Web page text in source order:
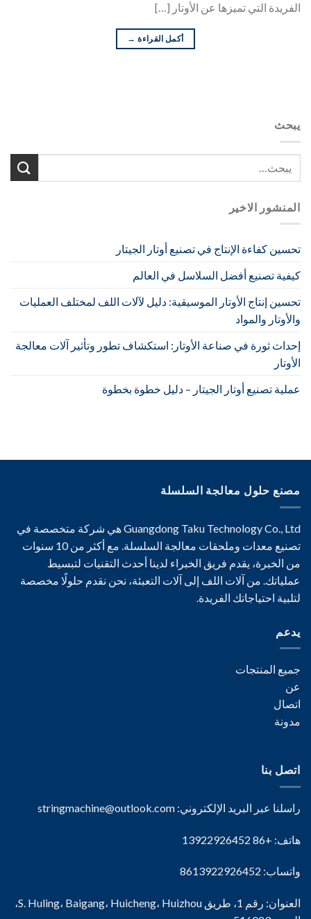
الفريدة التي تميزها عن الأوتار […]
أكمل القراءة →
يبحث
المنشور الاخير
تحسين كفاءة الإنتاج في تصنيع أوتار الجيتار
كيفية تصنيع أفضل السلاسل في العالم
تحسين إنتاج الأوتار الموسيقية: دليل لآلات اللف لمختلف العمليات
والأوتار والمواد
إحداث ثورة في صناعة الأوتار: استكشاف تطور وتأثير آلات معالجة
الأوتار
عملية تصنيع أوتار الجيتار – دليل خطوة بخطوة
مصنع حلول معالجة السلسلة
Guangdong Taku Technology Co., Ltd هي شركة متخصصة في
تصنيع معدات وملحقات معالجة السلسلة. مع أكثر من 10 سنوات
من الخبرة، يقدم فريق الخبراء لدينا أحدث التقنيات لتبسيط
عملياتك. من آلات اللف إلى آلات التعبئة، نحن نقدم حلولًا مخصصة
لتلبية احتياجاتك الفريدة.
يدعم
جميع المنتجات
عن
اتصال
مدونة
اتصل بنا
راسلنا عبر البريد الإلكتروني: stringmachine@outlook.com
هاتف: +86 13922926452
واتساب: 8613922926452
العنوان: رقم 1، طريق S. Huling، Baigang، Huicheng، Huizhou،